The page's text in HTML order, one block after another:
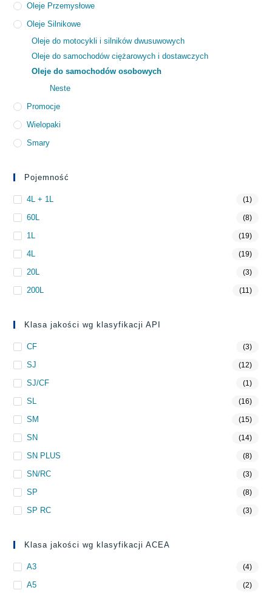
Oleje Przemysłowe
Oleje Silnikowe
Oleje do motocykli i silników dwusuwowych
Oleje do samochodów ciężarowych i dostawczych
Oleje do samochodów osobowych
Neste
Promocje
Wielopaki
Smary
Pojemność
4L + 1L (1)
60L (8)
1L (19)
4L (19)
20L (3)
200L (11)
Klasa jakości wg klasyfikacji API
CF (3)
SJ (12)
SJ/CF (1)
SL (16)
SM (15)
SN (14)
SN PLUS (8)
SN/RC (3)
SP (8)
SP RC (3)
Klasa jakości wg klasyfikacji ACEA
A3 (4)
A5 (2)